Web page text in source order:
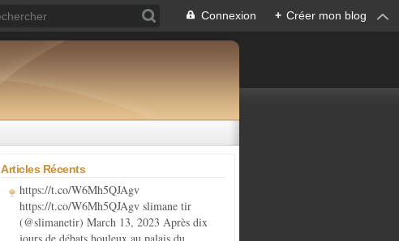
Connexion + Créer mon blog
Articles Récents
https://t.co/W6Mh5QJAgv
https://t.co/W6Mh5QJAgv slimane tir
(@slimanetir) March 13, 2023 Après dix